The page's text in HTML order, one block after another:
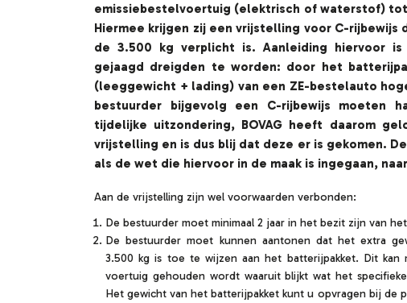
emissiebestelvoertuig (elektrisch of waterstof) tot
Hiermee krijgen zij een vrijstelling voor C-rijbewijs
de 3.500 kg verplicht is. Aanleiding hiervoor
gejaagd dreigden te worden: door het
(leeggewicht + lading) van een ZE-bestelauto
bestuurder bijgevolg een C-rijbewijs moeten
tijdelijke uitzondering, BOVAG heeft daarom
vrijstelling en is dus blij dat deze er is gekomen.
als de wet die hiervoor in de maak is ingegaan,
Aan de vrijstelling zijn wel voorwaarden verbonden:
De bestuurder moet minimaal 2 jaar in het bezit zijn van
De bestuurder moet kunnen aantonen dat het extra
3.500 kg is toe te wijzen aan het batterijpakket. Dit
voertuig gehouden wordt waaruit blijkt wat het
Het gewicht van het batterijpakket kunt u opvragen bij de